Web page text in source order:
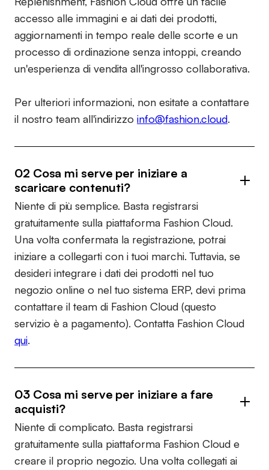
accesso alle immagini e ai dati dei prodotti,
aggiornamenti in tempo reale delle scorte e un
processo di ordinazione senza intoppi, creando
un'esperienza di vendita all'ingrosso collaborativa.
Per ulteriori informazioni, non esitate a contattare
il nostro team all'indirizzo info@fashion.cloud.
02 Cosa mi serve per iniziare a
scaricare contenuti?
Niente di più semplice. Basta registrarsi
gratuitamente sulla piattaforma Fashion Cloud.
Una volta confermata la registrazione, potrai
iniziare a collegarti con i tuoi marchi. Tuttavia, se
desideri integrare i dati dei prodotti nel tuo
negozio online o nel tuo sistema ERP, devi prima
contattare il team di Fashion Cloud (questo
servizio è a pagamento). Contatta Fashion Cloud
qui.
03 Cosa mi serve per iniziare a fare
acquisti?
Niente di complicato. Basta registrarsi
gratuitamente sulla piattaforma Fashion Cloud e
creare il proprio negozio. Una volta collegati ai